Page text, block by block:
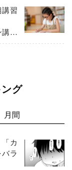
習
師
グ
月間
カ
ラ